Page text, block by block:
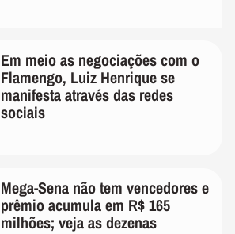
Em meio as negociações com o
Flamengo, Luiz Henrique se
manifesta através das redes
sociais
Mega-Sena não tem vencedores e
prêmio acumula em R$ 165
milhões; veja as dezenas